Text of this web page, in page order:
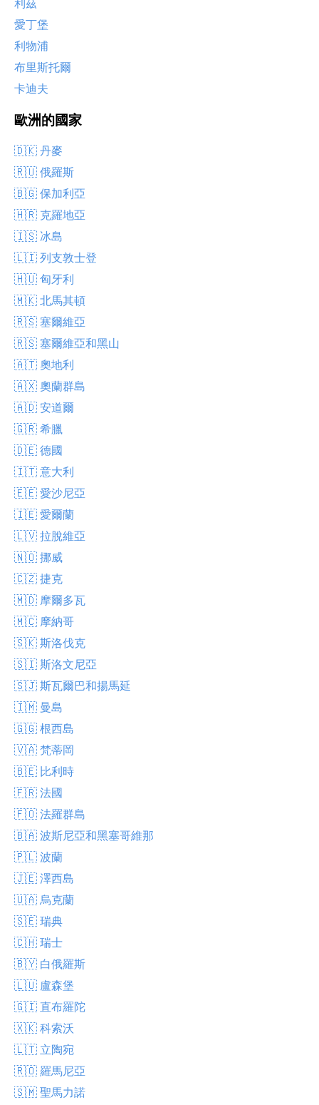
利茲
愛丁堡
利物浦
布里斯托爾
卡迪夫
歐洲的國家
🇩🇰 丹麥
🇷🇺 俄羅斯
🇧🇬 保加利亞
🇭🇷 克羅地亞
🇮🇸 冰島
🇱🇮 列支敦士登
🇭🇺 匈牙利
🇲🇰 北馬其頓
🇷🇸 塞爾維亞
🇷🇸 塞爾維亞和黑山
🇦🇹 奧地利
🇦🇽 奧蘭群島
🇦🇩 安道爾
🇬🇷 希臘
🇩🇪 德國
🇮🇹 意大利
🇪🇪 愛沙尼亞
🇮🇪 愛爾蘭
🇱🇻 拉脫維亞
🇳🇴 挪威
🇨🇿 捷克
🇲🇩 摩爾多瓦
🇲🇨 摩納哥
🇸🇰 斯洛伐克
🇸🇮 斯洛文尼亞
🇸🇯 斯瓦爾巴和揚馬延
🇮🇲 曼島
🇬🇬 根西島
🇻🇦 梵蒂岡
🇧🇪 比利時
🇫🇷 法國
🇫🇴 法羅群島
🇧🇦 波斯尼亞和黑塞哥維那
🇵🇱 波蘭
🇯🇪 澤西島
🇺🇦 烏克蘭
🇸🇪 瑞典
🇨🇭 瑞士
🇧🇾 白俄羅斯
🇱🇺 盧森堡
🇬🇮 直布羅陀
🇽🇰 科索沃
🇱🇹 立陶宛
🇷🇴 羅馬尼亞
🇸🇲 聖馬力諾